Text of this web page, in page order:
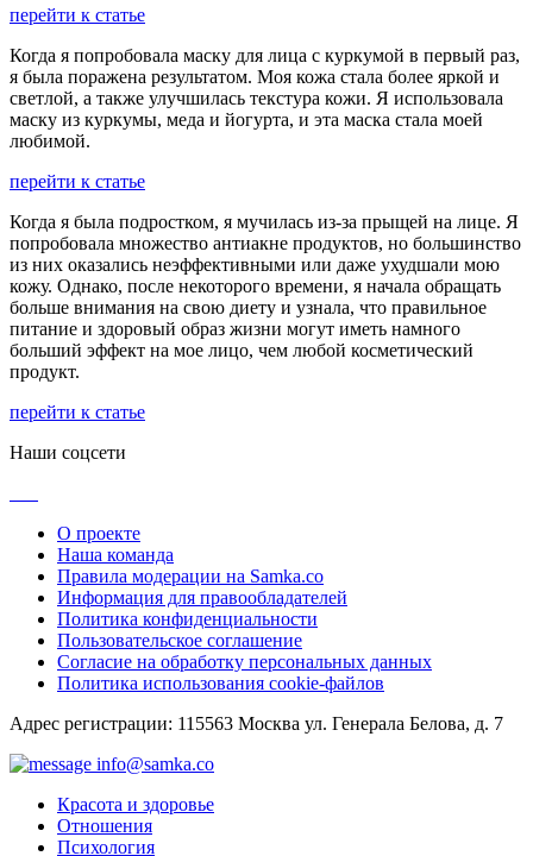
перейти к статье
Когда я попробовала маску для лица с куркумой в первый раз,
я была поражена результатом. Моя кожа стала более яркой и
светлой, а также улучшилась текстура кожи. Я использовала
маску из куркумы, меда и йогурта, и эта маска стала моей
любимой.
перейти к статье
Когда я была подростком, я мучилась из-за прыщей на лице. Я
попробовала множество антиакне продуктов, но большинство
из них оказались неэффективными или даже ухудшали мою
кожу. Однако, после некоторого времени, я начала обращать
больше внимания на свою диету и узнала, что правильное
питание и здоровый образ жизни могут иметь намного
больший эффект на мое лицо, чем любой косметический
продукт.
перейти к статье
Наши соцсети
О проекте
Наша команда
Правила модерации на Samka.co
Информация для правообладателей
Политика конфиденциальности
Пользовательское соглашение
Согласие на обработку персональных данных
Политика использования cookie-файлов
Адрес регистрации: 115563 Москва ул. Генерала Белова, д. 7
info@samka.co
Красота и здоровье
Отношения
Психология